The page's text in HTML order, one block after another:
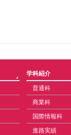
学科紹介
普通科
商業科
国際情報科
進路実績